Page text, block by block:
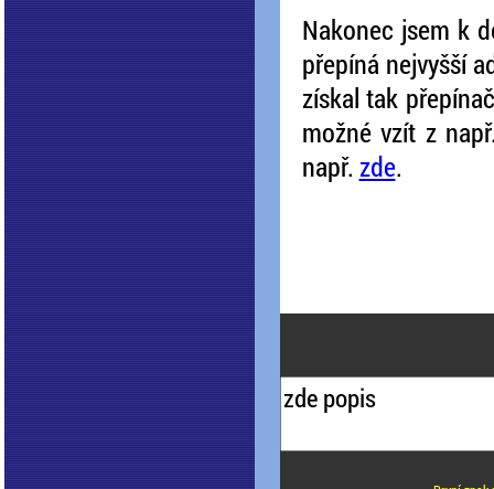
Nakonec jsem k
přepíná nejvyšší
získal tak
možné vzít z
např. zde.